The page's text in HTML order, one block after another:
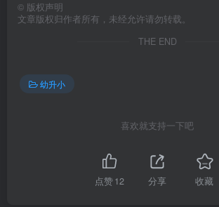
© 版权声明
文章版权归作者所有，未经允许请勿转载。
THE END
幼升小
喜欢就支持一下吧
点赞12 分享 收藏